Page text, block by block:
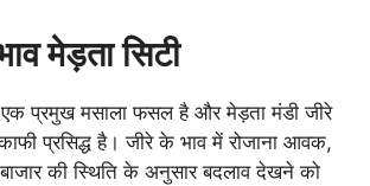
मेड़ता सिटी
एक प्रमुख मसाला फसल है और मेड़ता मंडी जीरे
प्रसिद्ध है। जीरे के भाव में रोजाना आवक,
की स्थिति के अनुसार बदलाव देखने को